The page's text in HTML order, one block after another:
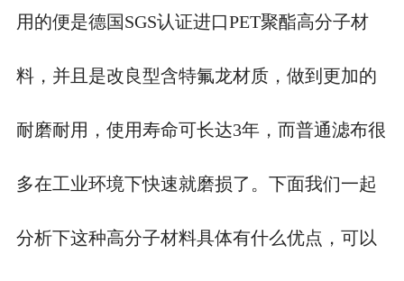
用的便是德国SGS认证进口PET聚酯高分子材
料，并且是改良型含特氟龙材质，做到更加的
耐磨耐用，使用寿命可长达3年，而普通滤布很
多在工业环境下快速就磨损了。下面我们一起
分析下这种高分子材料具体有什么优点，可以